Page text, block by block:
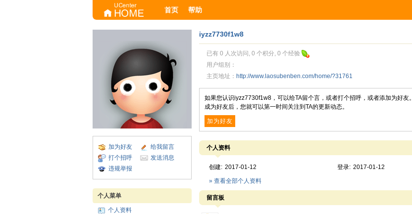
首页 帮助
加为好友
给我留言
打个招呼
发送消息
违规举报
个人菜单
个人资料
iyzz7730f1w8
已有 0 人次访问, 0 个积分, 0 个经验
用户组别：
主页地址： http://www.laosubenben.com/home/?31761
如果您认识iyzz7730f1w8，可以给TA留个言，或者打个招呼，或者添加为好友。
成为好友后，您就可以第一时间关注到TA的更新动态。
加为好友
个人资料
创建: 2017-01-12 登录: 2017-01-12
» 查看全部个人资料
留言板